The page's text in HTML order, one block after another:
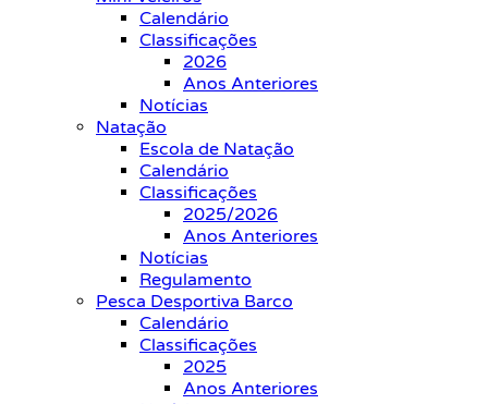
Calendário
Classificações
2026
Anos Anteriores
Notícias
Natação
Escola de Natação
Calendário
Classificações
2025/2026
Anos Anteriores
Notícias
Regulamento
Pesca Desportiva Barco
Calendário
Classificações
2025
Anos Anteriores